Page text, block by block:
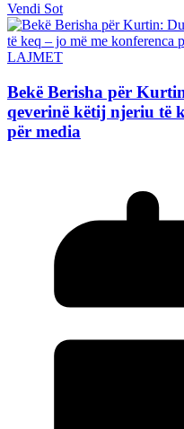
Vendi Sot
LAJMET
Bekë Berisha për
qeverinë këtij njeriu të
për media